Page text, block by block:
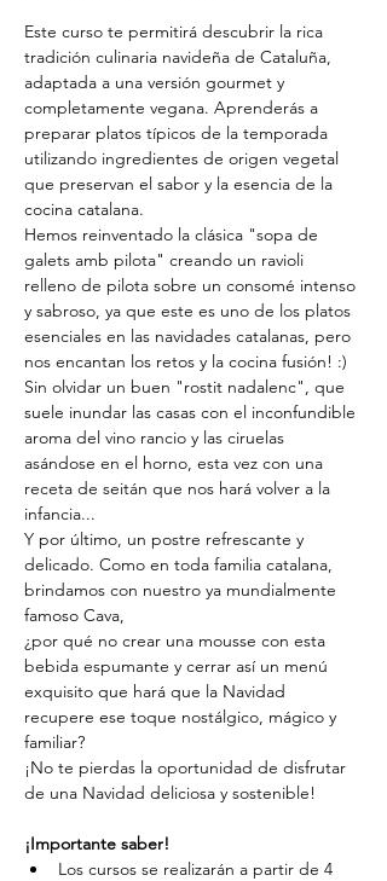
Este curso te permitirá descubrir la rica
tradición culinaria navideña de Cataluña,
adaptada a una versión gourmet y
completamente vegana. Aprenderás a
preparar platos típicos de la temporada
utilizando ingredientes de origen vegetal
que preservan el sabor y la esencia de la
cocina catalana.
Hemos reinventado la clásica "sopa de
galets amb pilota" creando un ravioli
relleno de pilota sobre un consomé intenso
y sabroso, ya que este es uno de los platos
esenciales en las navidades catalanas, pero
nos encantan los retos y la cocina fusión! :)
Sin olvidar un buen "rostit nadalenc", que
suele inundar las casas con el inconfundible
aroma del vino rancio y las ciruelas
asándose en el horno, esta vez con una
receta de seitán que nos hará volver a la
infancia...
Y por último, un postre refrescante y
delicado. Como en toda familia catalana,
brindamos con nuestro ya mundialmente
famoso Cava,
¿por qué no crear una mousse con esta
bebida espumante y cerrar así un menú
exquisito que hará que la Navidad
recupere ese toque nostálgico, mágico y
familiar?
¡No te pierdas la oportunidad de disfrutar
de una Navidad deliciosa y sostenible!
¡Importante saber!
Los cursos se realizarán a partir de 4